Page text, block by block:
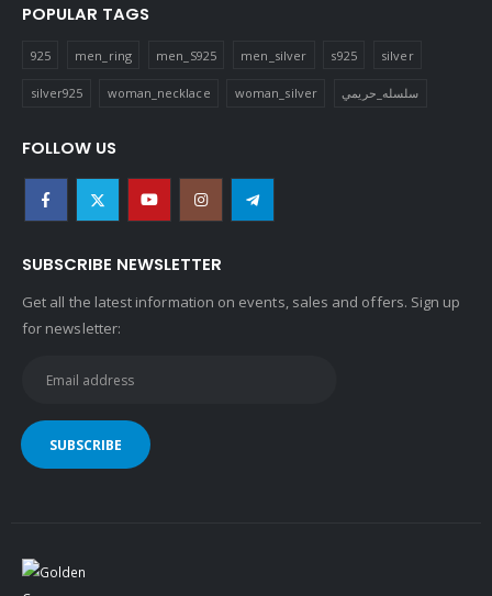
POPULAR TAGS
925 men_ring men_S925 men_silver s925 silver
silver925 woman_necklace woman_silver سلسله_حريمي
FOLLOW US
SUBSCRIBE NEWSLETTER
Get all the latest information on events, sales and offers. Sign up
for newsletter: